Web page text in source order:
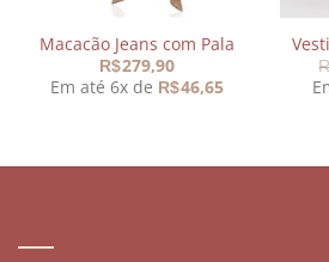
Macacão Jeans com Pala
R$279,90
Em até 6x de R$46,65